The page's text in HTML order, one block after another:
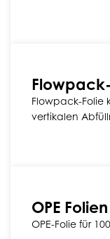
Flowpack-Folie
vertikalen
OPE Folien
OPE-Folie für